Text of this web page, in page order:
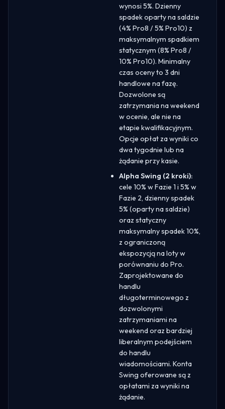
wynosi 5%. Dzienny
spadek oparty na saldzie
(4% Pro8 / 5% Pro10) z
maksymalnym spadkiem
statycznym (8% Pro8 /
10% Pro10). Minimalny
czas oceny to 3 dni
handlowe na fazę.
Dozwolone są
zatrzymania na weekend
w ocenie, ale nie na
etapie kwalifikacyjnym.
Opcje opłat za wyniki co
dwa tygodnie lub na
żądanie przy kasie.
Alpha Swing (2 kroki):
cele 10% w Fazie 1 i 5% w
Fazie 2, dzienny spadek
5% (oparty na saldzie)
oraz statyczny
maksymalny spadek 10%,
z ograniczoną
ekspozycją na loty w
porównaniu do Pro.
Zaprojektowane do
handlu
długoterminowego z
dozwolonymi
zatrzymaniami na
weekend oraz bardziej
liberalnym podejściem
do handlu
wiadomościami. Konta
Swing oferowane są z
opłatami za wyniki na
żądanie.